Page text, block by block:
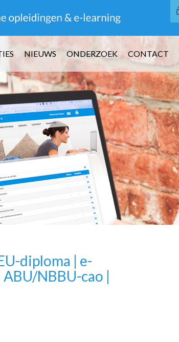
NIEUWS ONDERZOEK CONTACT
diploma | e-
NBBU-cao |